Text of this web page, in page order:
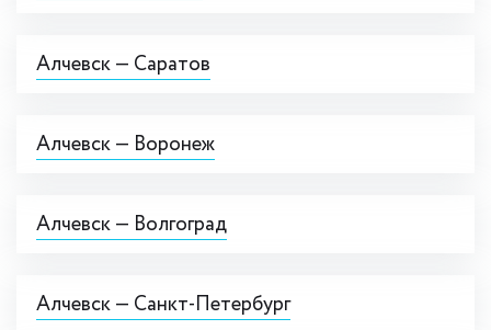
Алчевск — Саратов
Алчевск — Воронеж
Алчевск — Волгоград
Алчевск — Санкт-Петербург